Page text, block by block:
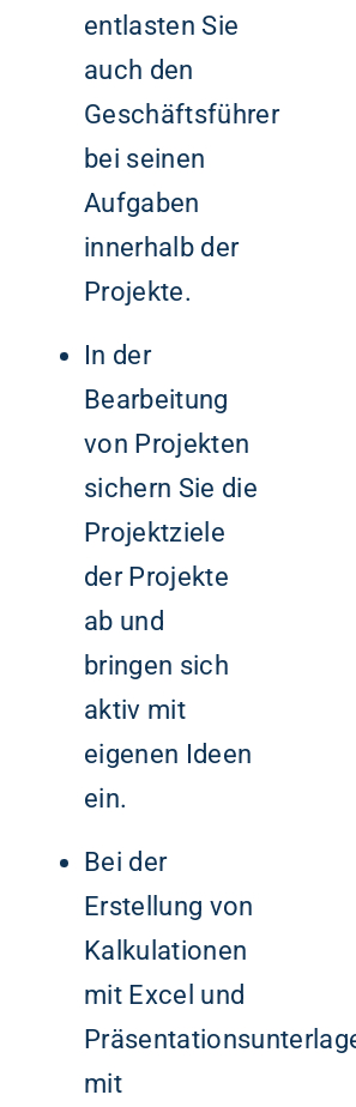
entlasten Sie
auch den
Geschäftsführer
bei seinen
Aufgaben
innerhalb der
Projekte.
In der
Bearbeitung
von Projekten
sichern Sie die
Projektziele
der Projekte
ab und
bringen sich
aktiv mit
eigenen Ideen
ein.
Bei der
Erstellung von
Kalkulationen
mit Excel und
mit